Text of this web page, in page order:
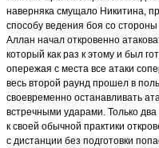
наверняка смущало Никитина,
способу ведения боя со
Аллан начал откровенно
который как раз к этому и был
опережая с места все атаки
весь второй раунд прошел в
своевременно останавливать
встречными ударами. Только
к своей обычной практики
с дистанции без подготовки